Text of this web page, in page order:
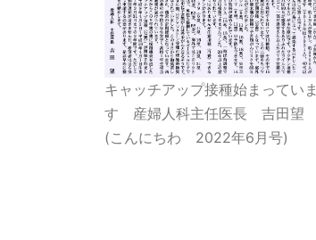
キャッチアップ接種始まっていま
す 産婦人科主任医長 吉田望
(こんにちわ 2022年6月号)